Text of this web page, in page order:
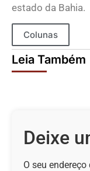
estado da Bahia.
Colunas
Leia Também
Deixe
O seu